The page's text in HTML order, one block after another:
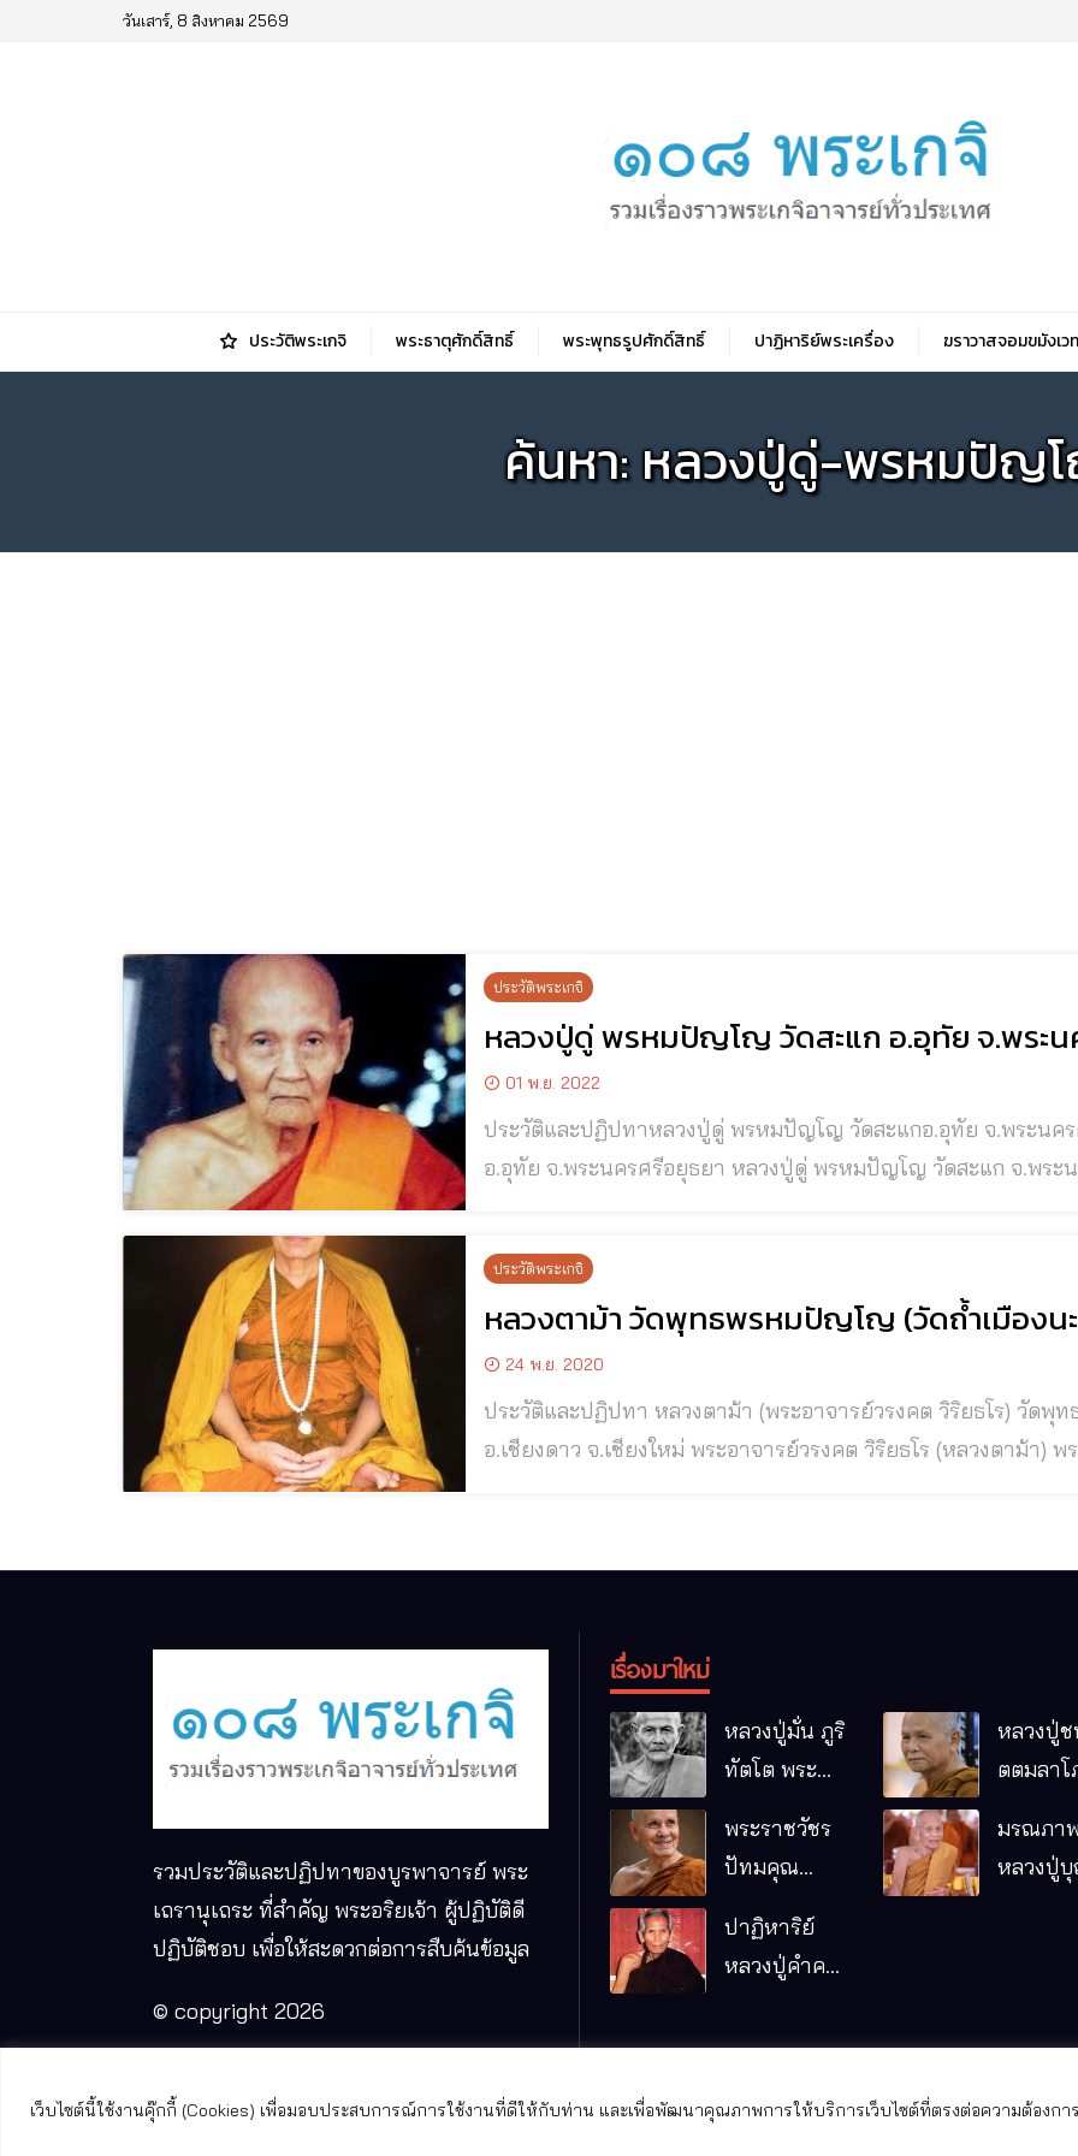
เว็บไซต์นี้ใช้งานคุ๊กกี้ (Cookies) เพื่อมอบประสบการณ์การใช้งานที่ดีให้กับท่าน และเพื่อพัฒนาคุณภาพการให้บริการเว็บไซต์ที่ตรงต่อความต้องกา
วันเสาร์, 8 สิงหาคม 2569
ประวัติพระเกจิ พระธาตุศักดิ์สิทธิ์ พระพุทธรูปศักดิ์สิทธิ์ ปาฏิหาริย์พระเครื่อง ฆราวาสจอมขมังเว
ค้นหา: หลวงปู่ดู่-พรหมปัญ
ประวัติพระเกจิ
หลวงปู่ดู่ พรหมปัญโญ วัดสะแก อ.อุทัย จ.พระน
01 พ.ย. 2022
ประวัติและปฏิปทาหลวงปู่ดู่ พรหมปัญโญ วัดสะแกอ.อุทัย จ.พระนครศรีอยุธยา หลวงปู่ดู่ พรหมปัญโญ วัดสะแก
อ.อุทัย จ.พระนครศรีอยุธยา หลวงปู่ดู่ พรหมปัญโญ วัดสะแก จ.พระนครศรีอยุธยา อดีตพระเกจิที่มีชื่อเสียงโด่งดัง
ประวัติพระเกจิ
หลวงตาม้า วัดพุทธพรหมปัญโญ (วัดถ้ำเมืองนะ
24 พ.ย. 2020
ประวัติและปฏิปทา หลวงตาม้า (พระอาจารย์วรงคต วิริยธโร) วัดพุ
อ.เชียงดาว จ.เชียงใหม่ พระอาจารย์วรงคต วิริยธโร (หลวงตาม้า) พระอาจารย์วรงคต วิริยธโร (หลวงตาม้า) กำเนิด
รวมประวัติและปฏิปทาของบูรพาจารย์ พระ
เถรานุเถระ ที่สำคัญ พระอริยเจ้า ผู้ปฏิบัติดี
ปฏิบัติชอบ เพื่อให้สะดวกต่อการสืบค้นข้อมูล
© copyright 2026
เรื่องมาใหม่
หลวงปู่มั่น ภูริ
ทัตโต พระ
พระกรรมฐาน
หลวงปู่ช
ตตมลาโ
จ.มหาส
พระราชวัชร
ปัทมคุณ
เกตุ ปทุมสิโร)
มรณภาพแล้ว
มรณภา
หลวงปู่
ปาฏิหาริย์
หลวงปู่คำคะ